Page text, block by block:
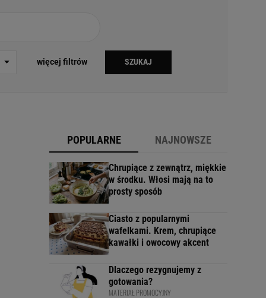
więcej filtrów SZUKAJ
POPULARNE NAJNOWSZE
Chrupiące z zewnątrz, miękkie
w środku. Włosi mają na to
prosty sposób
Ciasto z popularnymi
wafelkami. Krem, chrupiące
kawałki i owocowy akcent
Dlaczego rezygnujemy z
gotowania?
MATERIAŁ PROMOCYJNY